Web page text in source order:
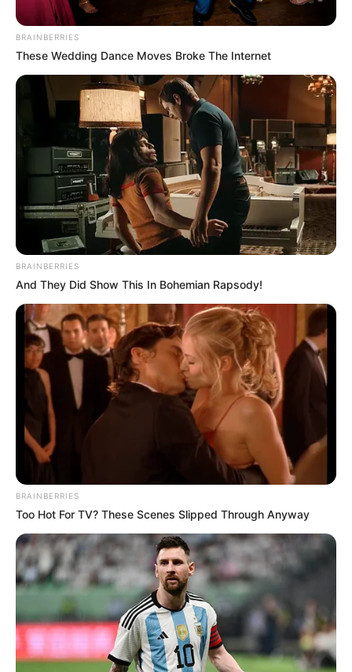
BRAINBERRIES
These Wedding Dance Moves Broke The Internet
BRAINBERRIES
And They Did Show This In Bohemian Rapsody!
BRAINBERRIES
Too Hot For TV? These Scenes Slipped Through Anyway